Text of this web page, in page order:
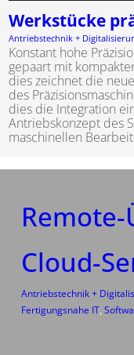
Werkstücke
Antriebstechnik +
Konstant hohe
gepaart mit
dies zeichnet die
des
dies die Integration
Antriebskonzept des
maschinellen
Cloud-
Antriebstechnik +
Fertigungsnahe IT,